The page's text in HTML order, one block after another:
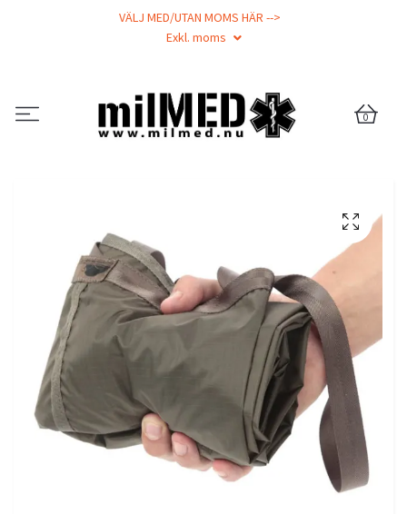
VÄLJ MED/UTAN MOMS HÄR -->
Exkl. moms
0